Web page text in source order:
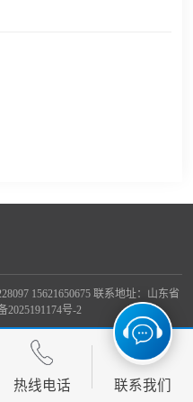
15621650675 联系地址：山东省
2025191174号-2
热线电话 联系我们